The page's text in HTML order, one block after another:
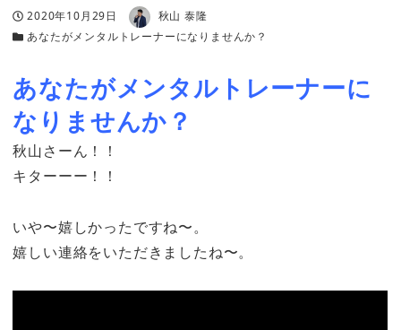
投稿日
2020年10月29日 著者 秋山 泰隆
カテゴリー
あなたがメンタルトレーナーになりませんか？
あなたがメンタルトレーナーに
なりませんか？
秋山さーん！！
キターーー！！
いや〜嬉しかったですね〜。
嬉しい連絡をいただきましたね〜。